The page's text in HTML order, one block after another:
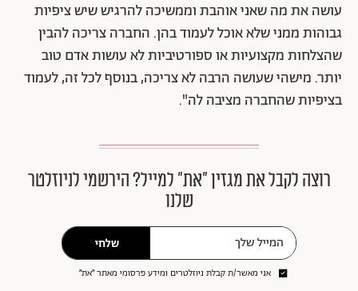
עושה את מה שאני אוהבת וממשיכה להרגיש שיש ציפיות
גבוהות ממני שלא אוכל לעמוד בהן. החברה צריכה להבין
שהצלחות מקצועיות או ספורטיביות לא עושות אדם טוב
יותר. מישהי שעושה הרבה לא צריכה, בנוסף לכל זה, לעמוד
בציפיות שהחברה מציבה לה".
רוצה לקבל את מגזין ״את״ למייל? הירשמי לניוזלטר
שלנו
שלחי
אני מאשר/ת קבלת ניוזלטרים ומידע פרסומי מאתר ״את״